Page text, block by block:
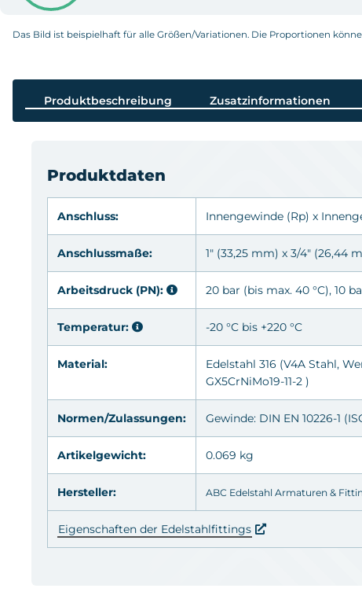
Das Bild ist beispielhaft für alle Größen/Variationen. Die Proportionen
Produktbeschreibung Zusatzinformationen
Produktdaten
Anschluss: Innengewinde (Rp) x
Anschlussmaße: 1" (33,25 mm) x 3/4" (26,44
Arbeitsdruck (PN): 20 bar (bis max. 40 °C), 10
Temperatur: -20 °C bis +220 °C
Material: Edelstahl 316 (V4A Stahl,
GX5CrNiMo19-11-2 )
Normen/Zulassungen: Gewinde: DIN EN 10226-1
Artikelgewicht: 0.069 kg
Hersteller: ABC Edelstahl Armaturen &
Eigenschaften der Edelstahlfittings